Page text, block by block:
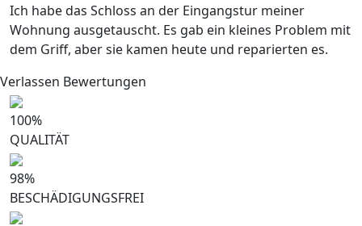
Ich habe das Schloss an der Eingangstur meiner
Wohnung ausgetauscht. Es gab ein kleines Problem mit
dem Griff, aber sie kamen heute und reparierten es.
Verlassen Bewertungen
100%
QUALITÄT
98%
BESCHÄDIGUNGSFREI